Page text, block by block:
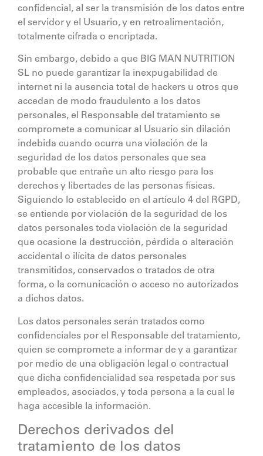
confidencial, al ser la transmisión de los datos entre
el servidor y el Usuario, y en retroalimentación,
totalmente cifrada o encriptada.
Sin embargo, debido a que BIG MAN NUTRITION
SL no puede garantizar la inexpugabilidad de
internet ni la ausencia total de hackers u otros que
accedan de modo fraudulento a los datos
personales, el Responsable del tratamiento se
compromete a comunicar al Usuario sin dilación
indebida cuando ocurra una violación de la
seguridad de los datos personales que sea
probable que entrañe un alto riesgo para los
derechos y libertades de las personas físicas.
Siguiendo lo establecido en el artículo 4 del RGPD,
se entiende por violación de la seguridad de los
datos personales toda violación de la seguridad
que ocasione la destrucción, pérdida o alteración
accidental o ilícita de datos personales
transmitidos, conservados o tratados de otra
forma, o la comunicación o acceso no autorizados
a dichos datos.
Los datos personales serán tratados como
confidenciales por el Responsable del tratamiento,
quien se compromete a informar de y a garantizar
por medio de una obligación legal o contractual
que dicha confidencialidad sea respetada por sus
empleados, asociados, y toda persona a la cual le
haga accesible la información.
Derechos derivados del
tratamiento de los datos